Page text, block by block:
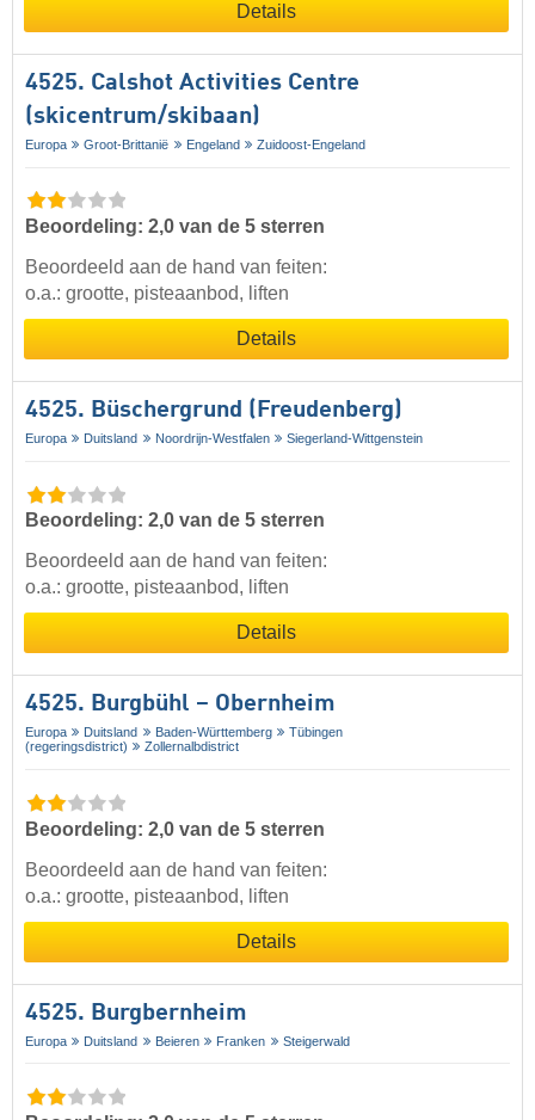
Details
4525. Calshot Activities Centre
(skicentrum/skibaan)
Europa Groot-Brittanië Engeland Zuidoost-Engeland
Beoordeling: 2,0 van de 5 sterren
Beoordeeld aan de hand van feiten:
o.a.: grootte, pisteaanbod, liften
Details
4525. Büschergrund (Freudenberg)
Europa Duitsland Noordrijn-Westfalen Siegerland-Wittgenstein
Beoordeling: 2,0 van de 5 sterren
Beoordeeld aan de hand van feiten:
o.a.: grootte, pisteaanbod, liften
Details
4525. Burgbühl – Obernheim
Europa Duitsland Baden-Württemberg
Tübingen
(regeringsdistrict)
Zollernalbdistrict
Beoordeling: 2,0 van de 5 sterren
Beoordeeld aan de hand van feiten:
o.a.: grootte, pisteaanbod, liften
Details
4525. Burgbernheim
Europa Duitsland Beieren Franken Steigerwald